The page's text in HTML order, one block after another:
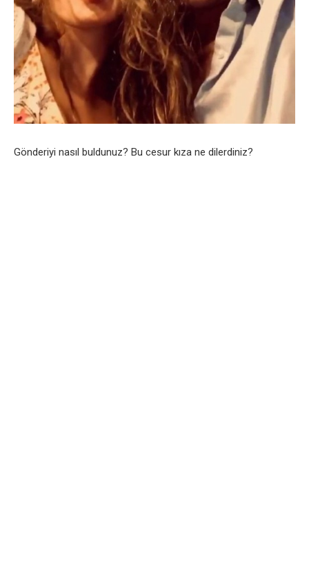
Gönderiyi nasıl buldunuz? Bu cesur kıza ne dilerdiniz?